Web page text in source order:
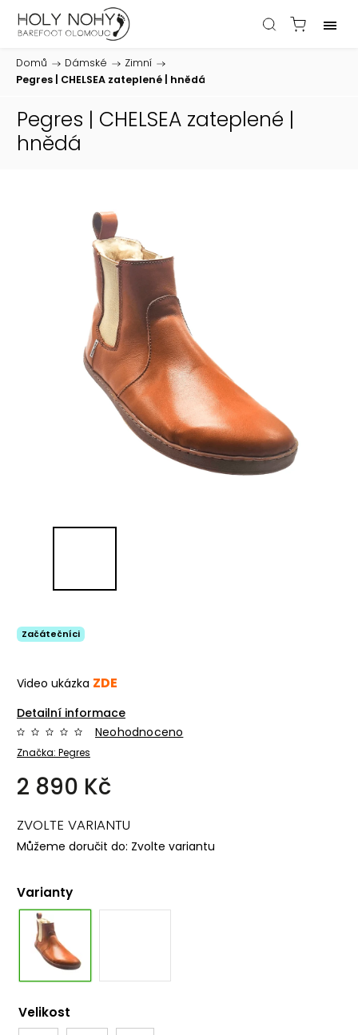
Domů / Dámské / Zimní /
Pegres | CHELSEA zateplené | hnědá
Pegres | CHELSEA zateplené |
hnědá
Začátečníci
Video ukázka ZDE
Detailní informace
Značka: Pegres
Neohodnoceno
Varianty
2 890 Kč
ZVOLTE VARIANTU
Můžeme doručit do: Zvolte variantu
Velikost